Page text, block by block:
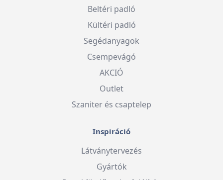
Beltéri padló
Kültéri padló
Segédanyagok
Csempevágó
AKCIÓ
Outlet
Szaniter és csaptelep
Inspiráció
Látványtervezés
Gyártók